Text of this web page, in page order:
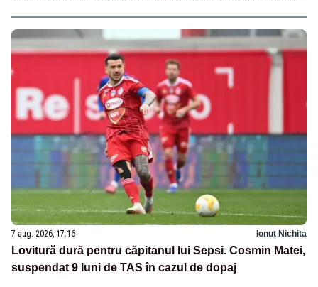
7 aug. 2026, 17:16 Ionuț Nichita
Lovitură dură pentru căpitanul lui Sepsi. Cosmin Matei,
suspendat 9 luni de TAS în cazul de dopaj